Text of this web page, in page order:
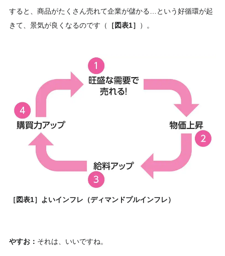
すると、商品がたくさん売れて企業が儲かる…という好循環が起
きて、景気が良くなるのです（
［図表1］ ）。
［図表1］よいインフレ（ディマンドプルインフレ）
やすお： それは、いいですね。